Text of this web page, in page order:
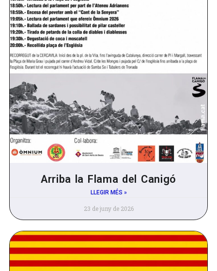
Arriba la Flama del Canigó
LLEGIR MÉS »
23 de juny de 2026